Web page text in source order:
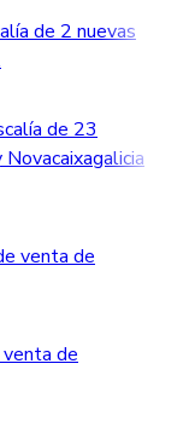
de 2 nuevas
de 23
venta de
de